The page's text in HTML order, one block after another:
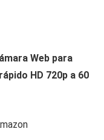
Web para
HD 720p a 60